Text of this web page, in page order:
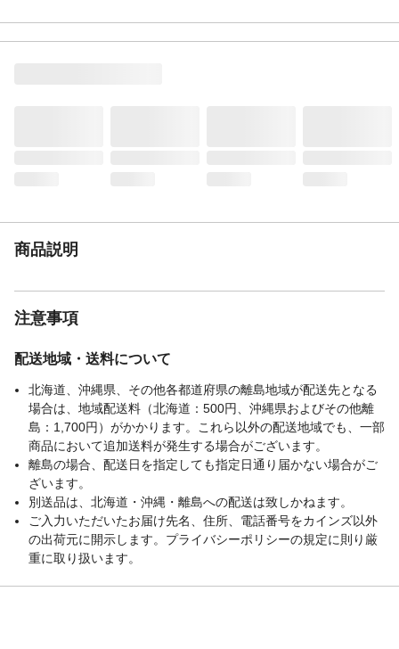
商品説明
注意事項
配送地域・送料について
北海道、沖縄県、その他各都道府県の離島地域が配送先となる
場合は、地域配送料（北海道：500円、沖縄県およびその他離
島：1,700円）がかかります。これら以外の配送地域でも、一部
商品において追加送料が発生する場合がございます。
離島の場合、配送日を指定しても指定日通り届かない場合がご
ざいます。
別送品は、北海道・沖縄・離島への配送は致しかねます。
ご入力いただいたお届け先名、住所、電話番号をカインズ以外
の出荷元に開示します。プライバシーポリシーの規定に則り厳
重に取り扱います。